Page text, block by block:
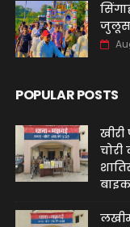
जुलूस
POPULAR POSTS